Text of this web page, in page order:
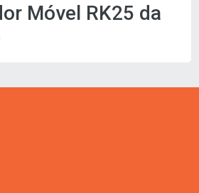
Móvel RK25 da